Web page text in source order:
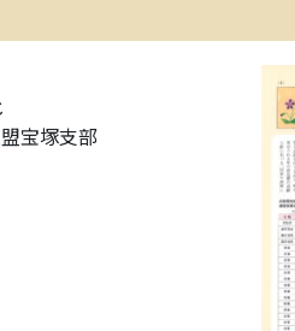
宝塚支部